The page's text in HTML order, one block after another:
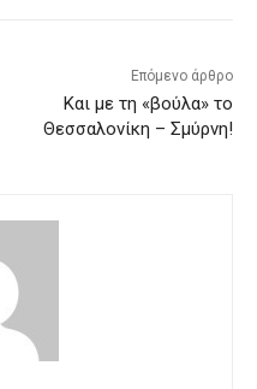
Επόμενο άρθρο
Και με τη «βούλα» το
Θεσσαλονίκη – Σμύρνη!